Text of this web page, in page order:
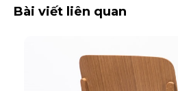
Bài viết liên quan